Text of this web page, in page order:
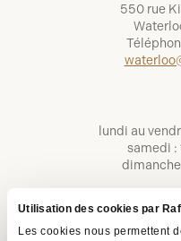
Utilisation des cookies par
Les cookies nous permettent
550 rue
lundi au
samedi :
dimanche